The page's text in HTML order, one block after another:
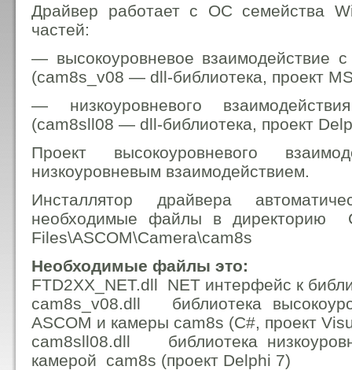
Драйвер работает с ОС семейства
частей:
— высокоуровневое взаимодействие
(cam8s_v08 — dll-библиотека, проект
— низкоуровневого
(cam8sll08 — dll-библиотека, проект
Проект высокоуровневого
низкоуровневым взаимодействием.
Инсталлятор драйвера
необходимые файлы в директорию
Files\ASCOM\Camera\cam8s
Необходимые файлы это:
FTD2XX_NET.dll NET интерфейс к
cam8s_v08.dll библиотека
ASCOM и камеры cam8s (С#, проект
cam8sll08.dll библиотека
камерой cam8s (проект Delphi 7)